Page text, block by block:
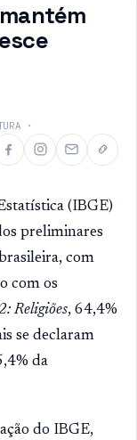
·
(IBGE)
preliminares
com
com os
Religiões, 64,4%
se declaram
da
do IBGE,